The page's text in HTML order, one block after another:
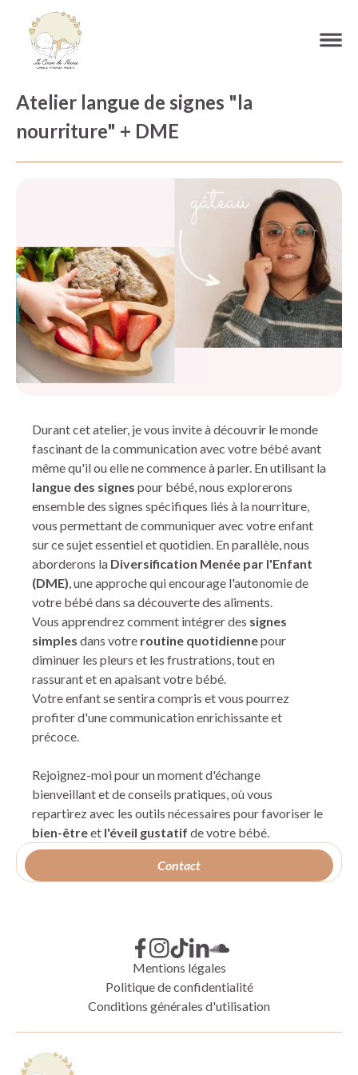
Atelier langue de signes "la
nourriture" + DME
Contact
Durant cet atelier, je vous invite à découvrir le monde
fascinant de la communication avec votre bébé avant
même qu'il ou elle ne commence à parler. En utilisant la
langue des signes pour bébé, nous explorerons
ensemble des signes spécifiques liés à la nourriture,
vous permettant de communiquer avec votre enfant
sur ce sujet essentiel et quotidien. En parallèle, nous
aborderons la Diversification Menée par l'Enfant
(DME), une approche qui encourage l'autonomie de
votre bébé dans sa découverte des aliments.
Vous apprendrez comment intégrer des signes
simples dans votre routine quotidiennepour
diminuer les pleurs et les frustrations, tout en
rassurant et en apaisant votre bébé.
Votre enfant se sentira compris et vous pourrez
profiter d'une communication enrichissante et
précoce.
Rejoignez-moi pour un moment d'échange
bienveillant et de conseils pratiques, où vous
repartirez avec les outils nécessaires pour favoriser le
bien-êtreet l'éveil gustatif de votre bébé.
Mentions légales
Politique de confidentialité
Conditions générales d'utilisation